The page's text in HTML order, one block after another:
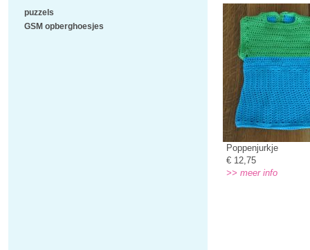
Poppenjurkje
€ 12,75
>> meer info
puzzels
GSM opberghoesjes